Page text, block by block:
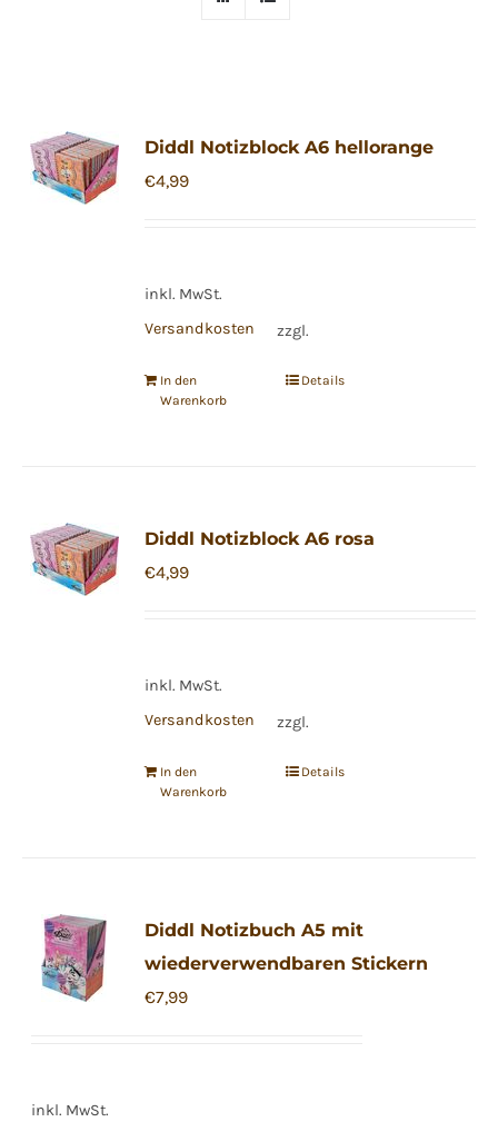
Diddl Notizblock A6 hellorange
€4,99
inkl. MwSt.
zzgl.
Versandkosten
In den
Warenkorb
Details
Diddl Notizblock A6 rosa
€4,99
inkl. MwSt.
zzgl.
Versandkosten
In den
Warenkorb
Details
Diddl Notizbuch A5 mit
wiederverwendbaren Stickern
€7,99
inkl. MwSt.